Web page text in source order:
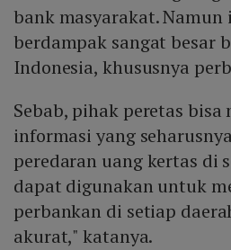
bank masyarakat. Namun
berdampak sangat besar
Indonesia, khususnya
Sebab, pihak peretas bisa
informasi yang
peredaran uang kertas di
dapat digunakan untuk
perbankan di setiap
akurat," katanya.